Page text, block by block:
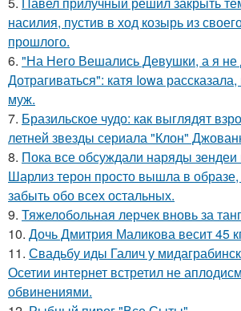
насилия, пустив в ход козырь из
прошлого.
6. "На Него Вешались Девушки, а я
Дотрагиваться": катя Iowa
муж.
7. Бразильское чудо: как выглядят
летней звезды сериала "Клон"
8. Пока все обсуждали наряды зендеи
Шарлиз терон просто вышла в образе,
забыть обо всех остальных.
9. Тяжелобольная лерчек вновь за
10. Дочь Дмитрия Маликова весит 45
11. Свадьбу иды Галич у
Осетии интернет встретил не
обвинениями.